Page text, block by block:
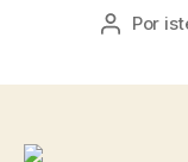
Autor
Por